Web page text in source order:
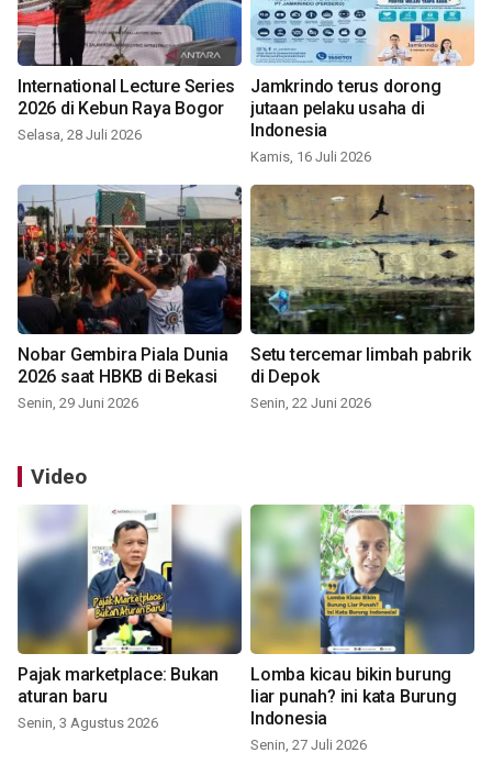
International Lecture Series
2026 di Kebun Raya Bogor
Selasa, 28 Juli 2026
Jamkrindo terus dorong
jutaan pelaku usaha di
Indonesia
Kamis, 16 Juli 2026
Nobar Gembira Piala Dunia
2026 saat HBKB di Bekasi
Senin, 29 Juni 2026
Setu tercemar limbah pabrik
di Depok
Senin, 22 Juni 2026
Video
Pajak marketplace: Bukan
aturan baru
Senin, 3 Agustus 2026
Lomba kicau bikin burung
liar punah? ini kata Burung
Indonesia
Senin, 27 Juli 2026